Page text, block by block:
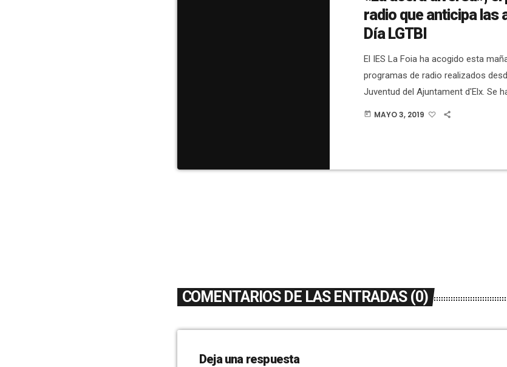
radio que anticipa las actividades del
Día LGTBI
El IES La Foia ha acogido esta
programas de radio realizados
Juventud del Ajuntament d'Elx. Se
DIRECTO en la página de
LGTBI. Alumnos y alumnas del […]
today MAYO 3, 2019
COMENTARIOS DE LAS ENTRADAS (0)
Deja una respuesta